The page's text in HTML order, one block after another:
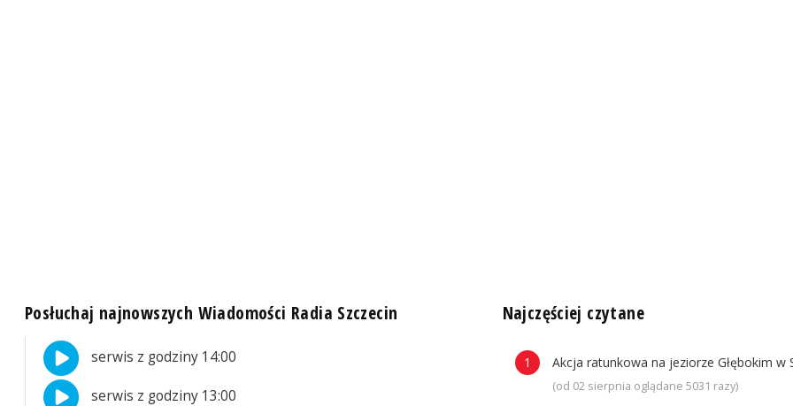
Posłuchaj najnowszych Wiadomości Radia Szczecin
serwis z godziny 14:00
serwis z godziny 13:00
Najczęściej czytane
Akcja ratunkowa na jeziorze Głębokim w
(od 02 sierpnia oglądane 5031 razy)